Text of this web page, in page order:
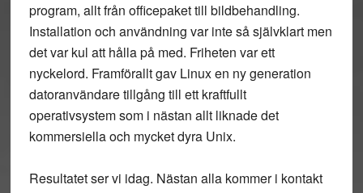
program, allt från officepaket till bildbehandling.
Installation och användning var inte så självklart men
det var kul att hålla på med. Friheten var ett
nyckelord. Framförallt gav Linux en ny generation
datoranvändare tillgång till ett kraftfullt
operativsystem som i nästan allt liknade det
kommersiella och mycket dyra Unix.
Resultatet ser vi idag. Nästan alla kommer i kontakt